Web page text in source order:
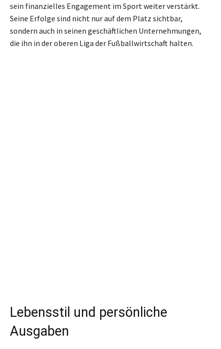
sein finanzielles Engagement im Sport weiter verstärkt.
Seine Erfolge sind nicht nur auf dem Platz sichtbar,
sondern auch in seinen geschäftlichen Unternehmungen,
die ihn in der oberen Liga der Fußballwirtschaft halten.
Lebensstil und persönliche
Ausgaben